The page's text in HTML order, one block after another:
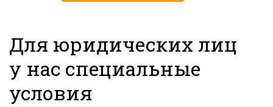
Для юридических лиц
у нас специальные
условия